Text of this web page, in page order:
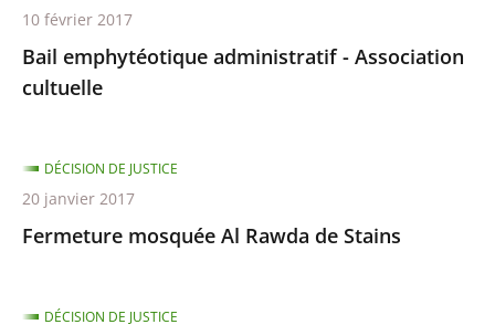
Bail emphytéotique administratif - Association
cultuelle
10 février 2017
Fermeture mosquée Al Rawda de Stains
DÉCISION DE JUSTICE
20 janvier 2017
DÉCISION DE JUSTICE